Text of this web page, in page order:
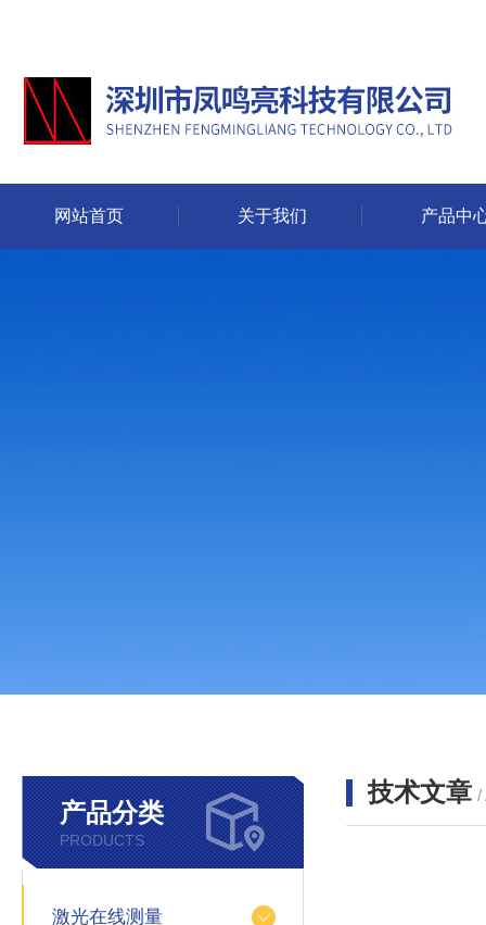
网站首页 关于我们 产品中
产品分类
PRODUCTS
激光在线测量
技术文章 /